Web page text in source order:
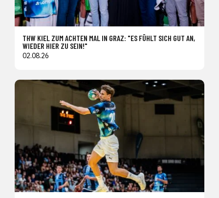
THW KIEL ZUM ACHTEN MAL IN GRAZ: "ES FÜHLT SICH GUT AN,
WIEDER HIER ZU SEIN!"
02.08.26